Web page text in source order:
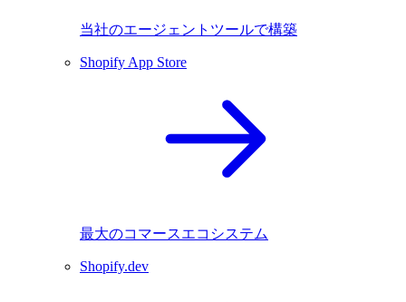
当社のエージェントツールで構築
Shopify App Store
最大のコマースエコシステム
Shopify.dev